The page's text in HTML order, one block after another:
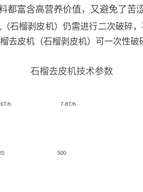
都富含高营养价值，又避免了苦
榴剥皮机）仍需进行二次破碎，
去皮机（石榴剥皮机）可一次性破
石榴去皮机技术参数
h 7-8T/h
500